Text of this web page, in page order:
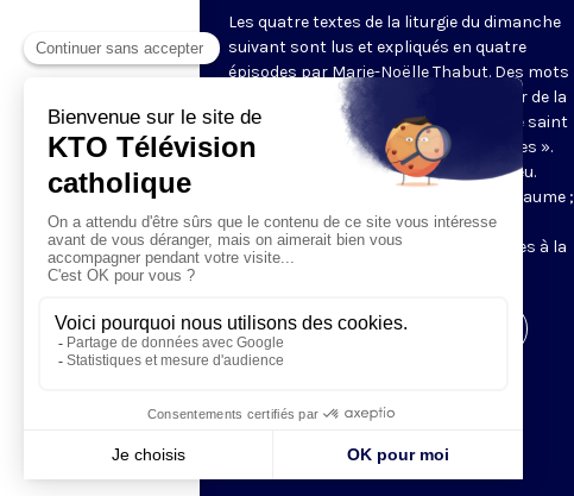
Les quatre textes de la liturgie du dimanche
suivant sont lus et expliqués en quatre
épisodes par Marie-Noëlle Thabut. Des mots
simples et lumineux pour aller au cœur de la
Révélation biblique, entrer dans ce que saint
Luc appelle « l’intelligence des Écritures ».
Chaque jour, vivez avec la Parole de Dieu.
Lundi, la première lecture ; mardi, le psaume ;
mercredi, la deuxième lecture ; jeudi,
l’Évangile ; vendredi, les quatre épisodes à la
Visiter la page de l'émission